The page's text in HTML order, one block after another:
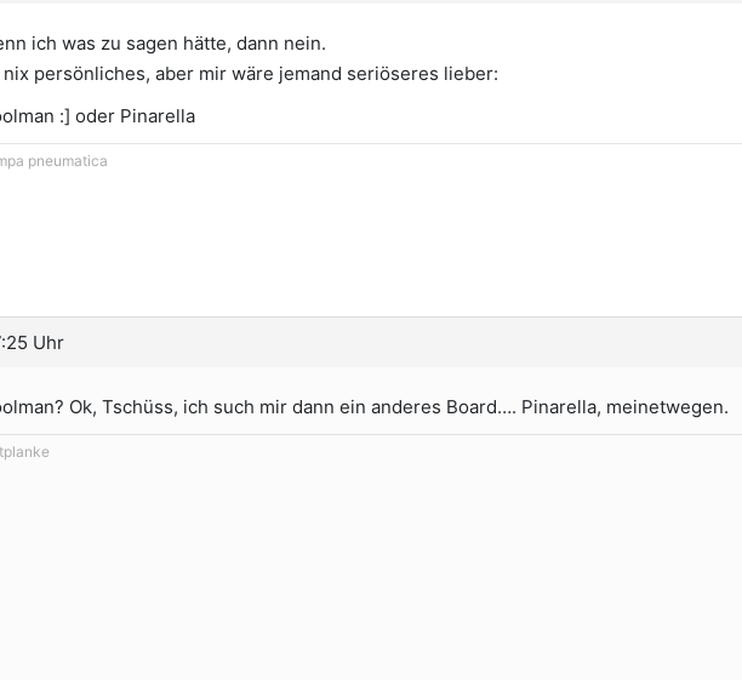
ich was zu sagen hätte, dann nein.
nix persönliches, aber mir wäre jemand seriöseres lieber:
:] oder Pinarella
pneumatica
Uhr
Ok, Tschüss, ich such mir dann ein anderes Board…. Pinarella, meinetwegen.